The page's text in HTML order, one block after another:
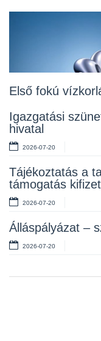
Első fokú
Igazgatási
hivatal
2026-07-20
Tájékoztatás a
támogatás
2026-07-20
Álláspályázat –
2026-07-20
Álláspályázat –
Lakossági
2026-07-10
Rendelet
2026-07-10
Álláspályázat –
2026-07-06